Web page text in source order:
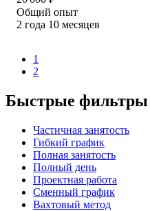
Общий опыт
2 года 10 месяцев
1
2
Быстрые фильтры
Частичная занятость
Гибкий график
Полная занятость
Полный день
Проектная работа
Сменный график
Вахтовый метод